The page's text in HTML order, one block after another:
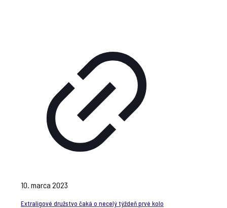
10. marca 2023
Extraligové družstvo čaká o necelý týždeň prvé kolo